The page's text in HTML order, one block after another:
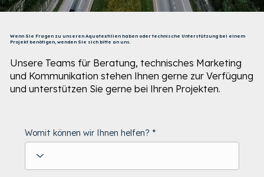
Wenn Sie Fragen zu unseren Aquatextilien haben oder technische Unterstützung bei einem
Projekt benötigen, wenden Sie sich bitte an uns.
Unsere Teams für Beratung, technisches Marketing
und Kommunikation stehen Ihnen gerne zur Verfügung
und unterstützen Sie gerne bei Ihren Projekten.
Womit können wir Ihnen helfen?